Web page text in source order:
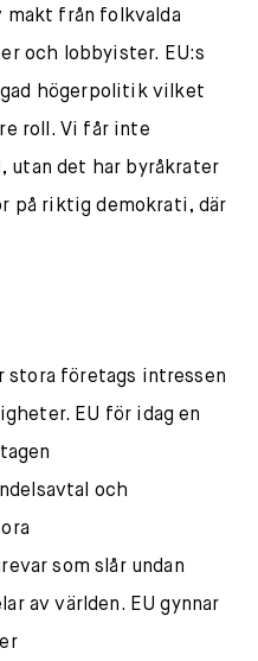
från folkvalda
och lobbyister. EU:s
högerpolitik vilket
roll. Vi får inte
utan det har byråkrater
på riktig demokrati, där
stora företags intressen
EU för idag en
och
som slår undan
av världen. EU gynnar